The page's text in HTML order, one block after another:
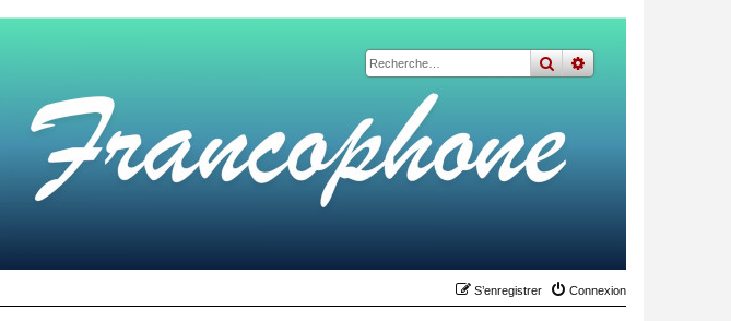
rechercher
recherche
Connexion
S’enregistrer